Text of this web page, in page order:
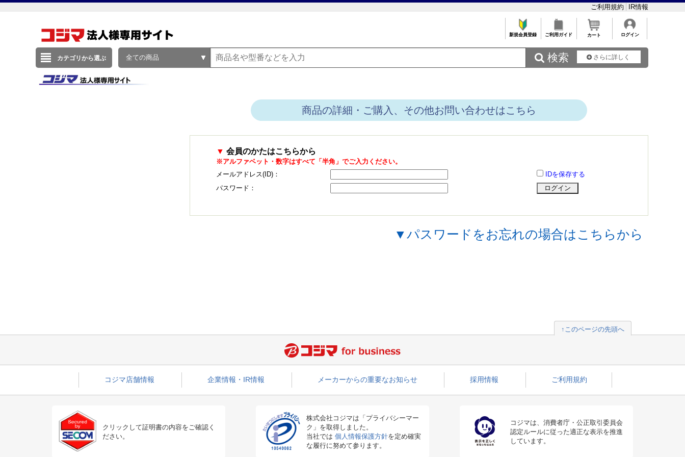
ご利用規約 IR情報
新規会員登録 ご利用ガイド カート ログイン
カテゴリから選ぶ 全ての商品  検索 さらに詳しく
商品の詳細・ご購入、その他お問い合わせはこちら
▼ 会員のかたはこちらから
※アルファベット・数字はすべて「半角」でご入力ください。
メールアドレス(ID)：
IDを保存する
パスワード：
▼パスワードをお忘れの場合はこちらから
↑このページの先頭へ
コジマ店舗情報 企業情報・IR情報 メーカーからの重要なお知らせ 採用情報 ご利用規約
クリックして証明書の内容をご確認く
ださい。
株式会社コジマは「プライバシーマー
ク」を取得しました。
当社では 個人情報保護方針を定め確実
な履行に努めて参ります。
コジマは、消費者庁・公正取引委員会
認定ルールに従った適正な表示を推進
しています。